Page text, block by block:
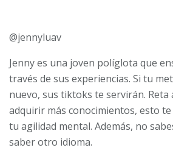
@jennyluav
Jenny es una joven políglota que
través de sus experiencias. Si tu
nuevo, sus tiktoks te servirán. Reta
adquirir más conocimientos, esto
tu agilidad mental. Además, no
saber otro idioma.